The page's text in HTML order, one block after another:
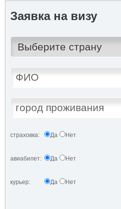
Заявка на визу
страховка: Да Нет
авиабилет: Да Нет
курьер: Да Нет